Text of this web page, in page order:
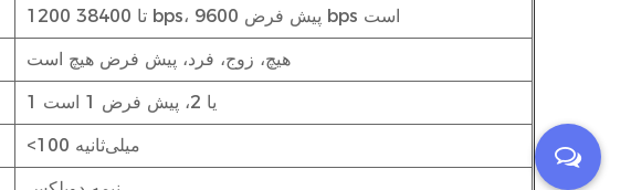
1200 تا 38400 bps، پیش فرض 9600 bps است
هیچ، زوج، فرد، پیش فرض هیچ است
1 یا 2، پیش فرض 1 است
<100 میلی‌ثانیه